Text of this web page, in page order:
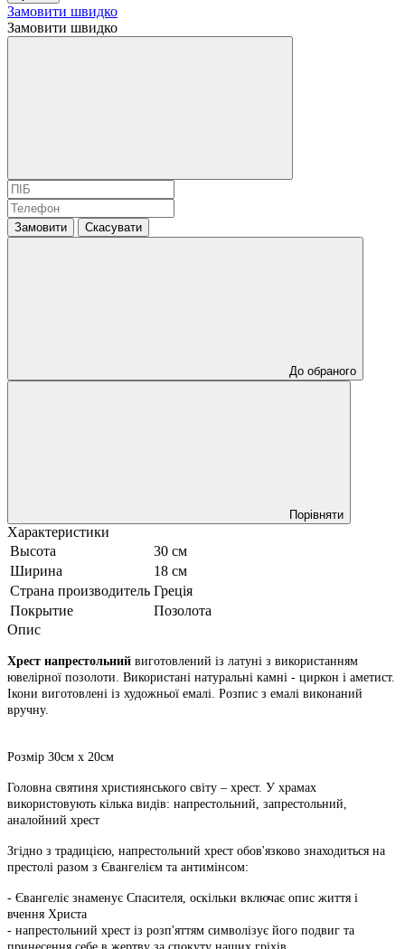
Замовити швидко
Замовити швидко
Замовити Скасувати
До обраного
Порівняти
Характеристики
Высота
30 см
Ширина
18 см
Страна производитель Греція
Покрытие
Позолота
Опис
Хрест напрестольний виготовлений із латуні з використанням
ювелірної позолоти. Використані натуральні камні - циркон і аметист.
Ікони виготовлені із художньої емалі. Розпис з емалі виконаний
вручну.
Розмір 30см х 20см
Головна святиня християнського світу – хрест. У храмах
використовують кілька видів: напрестольний, запрестольний,
аналойний хрест
Згідно з традицією, напрестольний хрест обов'язково знаходиться на
престолі разом з Євангелієм та антимінсом:
- Євангеліє знаменує Спасителя, оскільки включає опис життя і
вчення Христа
- напрестольний хрест із розп'яттям символізує його подвиг та